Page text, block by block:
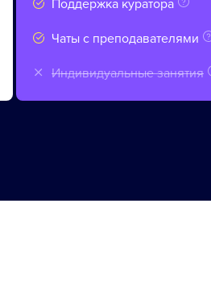
Поддержка куратора
Чаты с преподавателями
Индивидуальные занятия